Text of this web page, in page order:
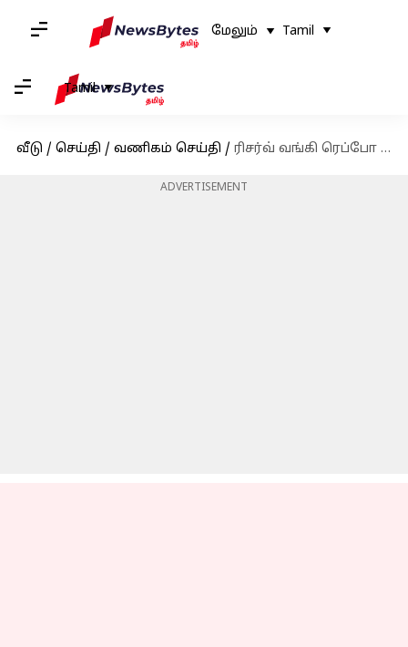
மேலும் Tamil
Tamil
வீடு / செய்தி / வணிகம் செய்தி / ரிசர்வ் வங்கி ரெப்போ விகிதத்தைக் குறைத்தது - உங்கள் வீட்டுக் கடன் EMIகள் குறையுமா?
ADVERTISEMENT